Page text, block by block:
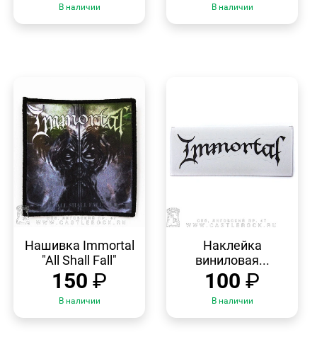
В наличии В наличии
ПРОСМОТР
Нашивка Immortal
"All Shall Fall"
150 ₽
В наличии
ПРОСМОТР
Наклейка
виниловая...
100 ₽
В наличии